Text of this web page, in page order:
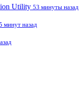
Utility 53 минуты назад
минут назад